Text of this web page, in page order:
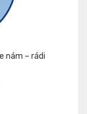
nám – rádi